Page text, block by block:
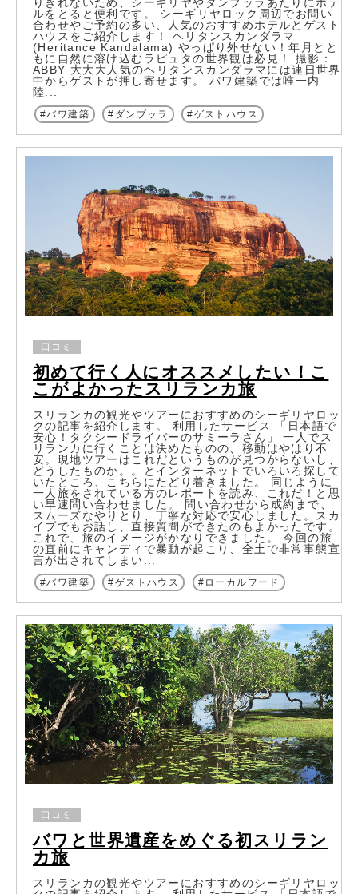
ルをとると便利です。 シーギリヤロック周辺でお問い
合わせやご予約の多い、人気のおすすめホテルとゲスト
ハウスをご紹介します！ ヘリタンスカンダラマ
(Heritance Kandalama) やっぱり外せない！年月とと
もに自然に溶け込むラピュタの世界観は必見！ 撮影：
ABBY 大大大人気のヘリタンスカンダラマには連日世界
中からゲストが押し寄せます。 バワ建築では唯一内
陸...
バワ建築 ダンブッラ ゲストハウス
初めて行く人にオススメしたい！こ
こがよかったスリランカ旅
口コミ
スリランカの観光やツアーにおすすめのシーギリヤロッ
クの記事を紹介します。 利用したサービス 「日本語で
安心！タクシードライバーのサミーラさん」 一人でス
リランカに行くことは決めたものの、移動はやはり不
安。現地ツアーはこれだというものが見つからないし、
どうしたものか。。とインターネットでいろいろ探して
いたところ、こちらにたどり着きました。 同じように
一人旅をされている方のレポートを読み、これだ！と思
い早速問い合わせました。 問い合わせから成約まで、
スムーズなやりとり、丁寧な対応で安心しました。スカ
イプでもお話し、直接質問ができたのもよかったです。
これで、旅のイメージがかなりできました。 今回の旅
の直前にキャンディで暴動が起こり、全土で非常事態宣
言が出されてしまい...
バワ建築 ゲストハウス ローカルフード
バワと世界遺産をめぐる初スリラン
カ旅
口コミ
スリランカの観光やツアーにおすすめのシーギリヤロッ